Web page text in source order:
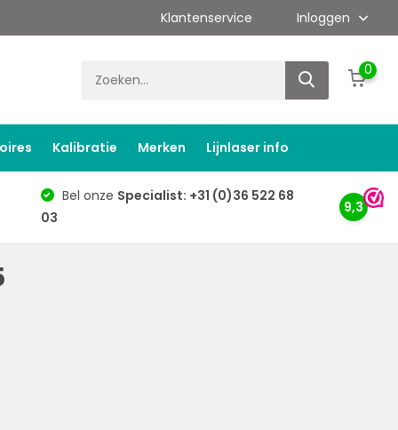
Klantenservice Inloggen
0
Kalibratie Merken Lijnlaser info
Bel onze Specialist: +31 (0)36 522 68
03
9,3